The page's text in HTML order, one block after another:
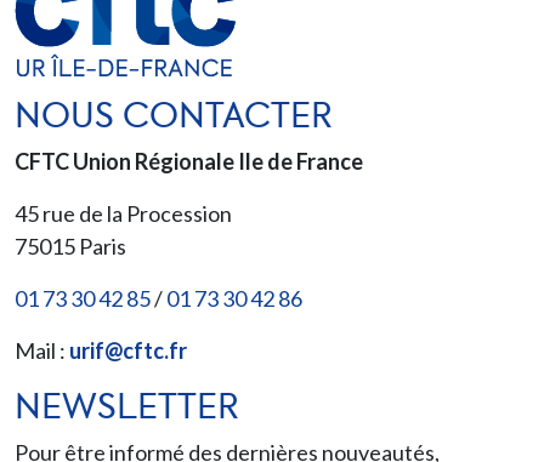
NOUS CONTACTER
CFTC Union Régionale Ile de France
45 rue de la Procession
75015 Paris
01 73 30 42 85/01 73 30 42 86
Mail : urif@cftc.fr
NEWSLETTER
Pour être informé des dernières nouveautés,